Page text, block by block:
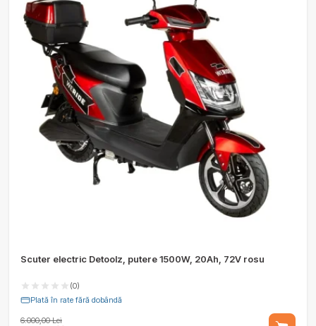
Scuter electric Detoolz, putere 1500W, 20Ah, 72V rosu
(0)
Plată în rate fără dobândă
6.000,00 Lei